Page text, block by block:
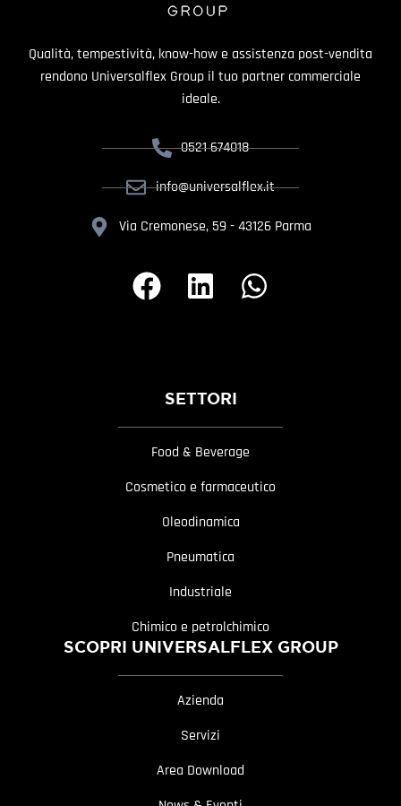
Qualità, tempestività, know-how e assistenza post-vendita
rendono Universalflex Group il tuo partner commerciale
ideale.
0521 674018
info@universalflex.it
Via Cremonese, 59 - 43126 Parma
SETTORI
Food & Beverage
Cosmetico e farmaceutico
Oleodinamica
Pneumatica
Industriale
Chimico e petrolchimico
SCOPRI UNIVERSALFLEX GROUP
Azienda
Servizi
Area Download